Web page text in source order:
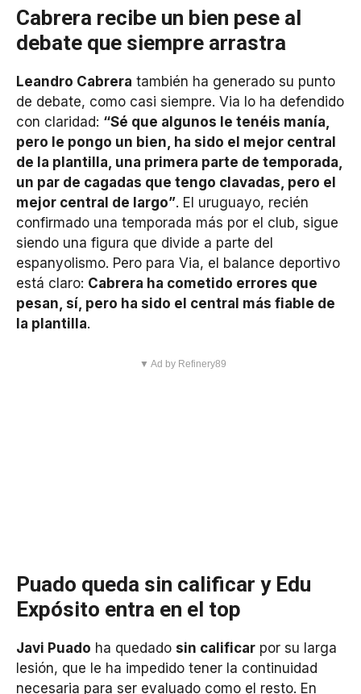
Cabrera recibe un bien pese al
debate que siempre arrastra
Leandro Cabrera también ha generado su punto
de debate, como casi siempre. Via lo ha defendido
con claridad: “Sé que algunos le tenéis manía,
pero le pongo un bien, ha sido el mejor central
de la plantilla, una primera parte de temporada,
un par de cagadas que tengo clavadas, pero el
mejor central de largo”. El uruguayo, recién
confirmado una temporada más por el club, sigue
siendo una figura que divide a parte del
espanyolismo. Pero para Via, el balance deportivo
está claro: Cabrera ha cometido errores que
pesan, sí, pero ha sido el central más fiable de
la plantilla.
▼ Ad by Refinery89
Puado queda sin calificar y Edu
Expósito entra en el top
Javi Puado ha quedado sin calificar por su larga
lesión, que le ha impedido tener la continuidad
necesaria para ser evaluado como el resto. En